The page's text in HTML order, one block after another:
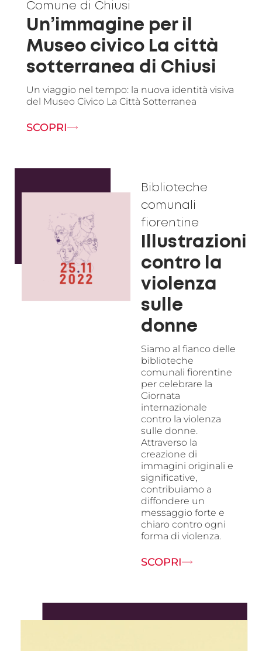
Comune di Chiusi
Un’immagine per il
Museo civico La città
sotterranea di Chiusi
Un viaggio nel tempo: la nuova identità visiva
del Museo Civico La Città Sotterranea
SCOPRI
Biblioteche
comunali
fiorentine
Illustrazioni
contro la
violenza
sulle
donne
Siamo al fianco delle
biblioteche
comunali fiorentine
per celebrare la
Giornata
internazionale
contro la violenza
sulle donne.
Attraverso la
creazione di
immagini originali e
significative,
contribuiamo a
diffondere un
messaggio forte e
chiaro contro ogni
forma di violenza.
SCOPRI